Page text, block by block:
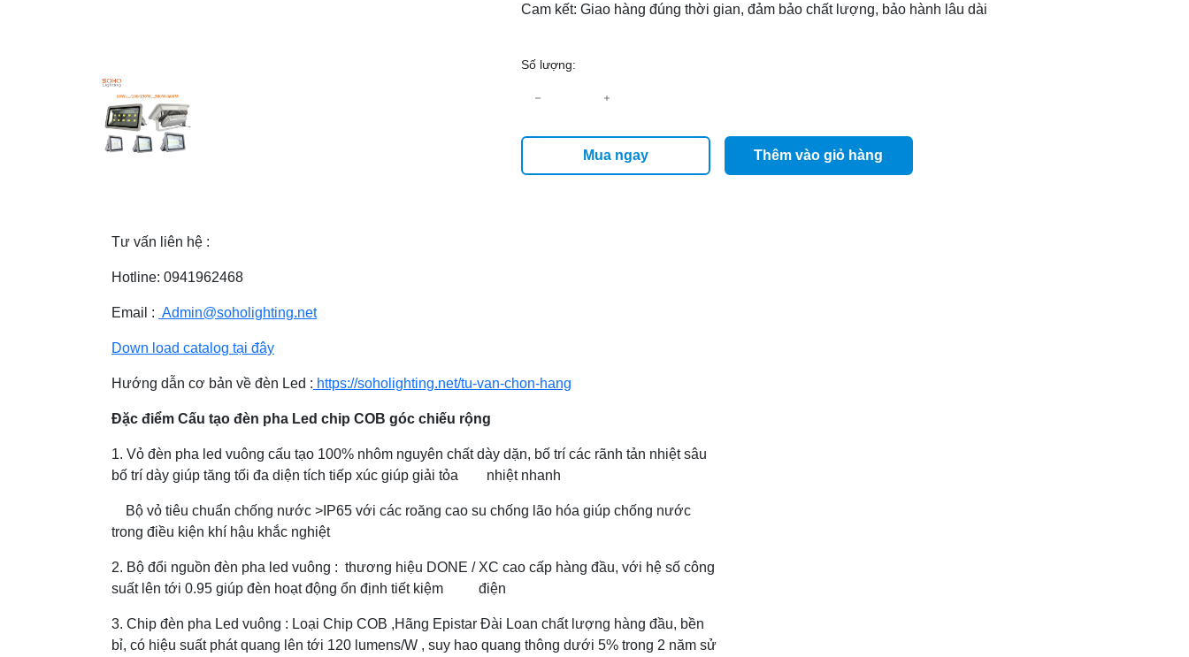
Cam kết: Giao hàng đúng thời gian, đảm bảo chất lượng, bảo hành lâu dài
Số lượng:
Mua ngay Thêm vào giỏ hàng
Tư vấn liên hệ :
Hotline: 0941962468
Email : Admin@soholighting.net
Down load catalog tại đây
Hướng dẫn cơ bản về đèn Led : https://soholighting.net/tu-van-chon-hang
Đặc điểm Cấu tạo đèn pha Led chip COB góc chiếu rộng
1. Vỏ đèn pha led vuông cấu tạo 100% nhôm nguyên chất dày dặn, bố trí các rãnh tản nhiệt sâu
bố trí dày giúp tăng tối đa diện tích tiếp xúc giúp giải tỏa nhiệt nhanh
Bộ vỏ tiêu chuẩn chống nước >IP65 với các roăng cao su chống lão hóa giúp chống nước
trong điều kiện khí hậu khắc nghiệt
2. Bộ đổi nguồn đèn pha led vuông : thương hiệu DONE / XC cao cấp hàng đầu, với hệ số công
suất lên tới 0.95 giúp đèn hoạt động ổn định tiết kiệm điện
3. Chip đèn pha Led vuông : Loại Chip COB ,Hãng Epistar Đài Loan chất lượng hàng đầu, bền
bỉ, có hiệu suất phát quang lên tới 120 lumens/W , suy hao quang thông dưới 5% trong 2 năm sử